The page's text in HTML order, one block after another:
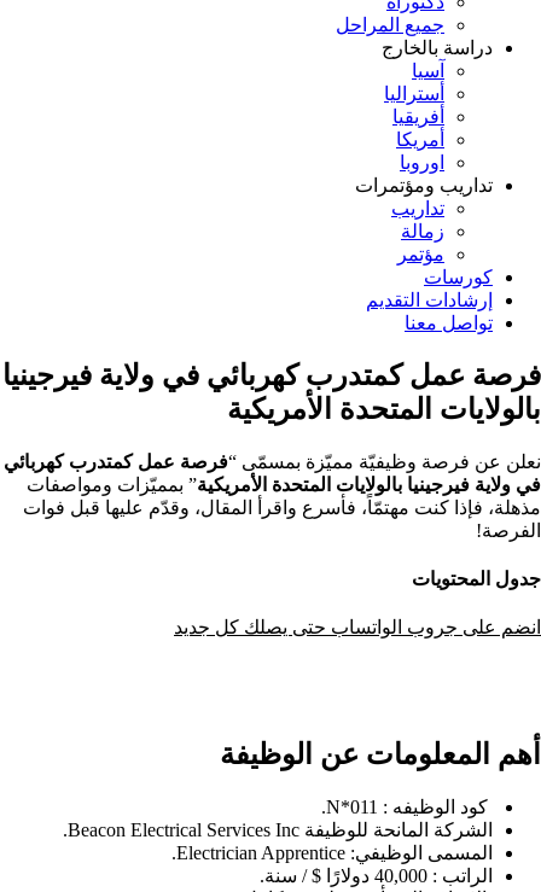
جميع المراحل
دراسة بالخارج
آسيا
أستراليا
أفريقيا
أمريكا
اوروبا
تداريب ومؤتمرات
تداريب
زمالة
مؤتمر
كورسات
إرشادات التقديم
تواصل معنا
فرصة عمل كمتدرب كهربائي في ولاية فيرجينيا
بالولايات المتحدة الأمريكية
نعلن عن فرصة وظيفيّة مميّزة بمسمّى “فرصة عمل كمتدرب كهربائي
في ولاية فيرجينيا بالولايات المتحدة الأمريكية” بمميّزات ومواصفات
مذهلة، فإذا كنت مهتمّاً، فأسرع واقرأ المقال، وقدّم عليها قبل فوات
الفرصة!
جدول المحتويات
انضم على جروب الواتساب حتى يصلك كل جديد
أهم المعلومات عن الوظيفة
كود الوظيفه : N*011.
الشركة المانحة للوظيفة Beacon Electrical Services Inc.
المسمى الوظيفي: Electrician Apprentice.
الراتب : 40,000 دولارًا $ / سنة.